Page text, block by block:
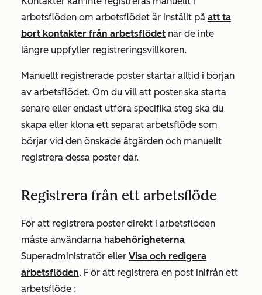
arbetsflöden om arbetsflödet är inställt på att ta
bort kontakter från arbetsflödet när de inte
längre uppfyller registreringsvillkoren.
Manuellt registrerade poster startar alltid i början
av arbetsflödet. Om du vill att poster ska starta
senare eller endast utföra specifika steg ska du
skapa eller klona ett separat arbetsflöde som
börjar vid den önskade åtgärden och manuellt
registrera dessa poster där.
Registrera från ett arbetsflöde
För att registrera poster direkt i arbetsflöden
måste användarna habehörigheterna
Superadministratör eller Visa och redigera
arbetsflöden. F ör att registrera en post inifrån ett
arbetsflöde :